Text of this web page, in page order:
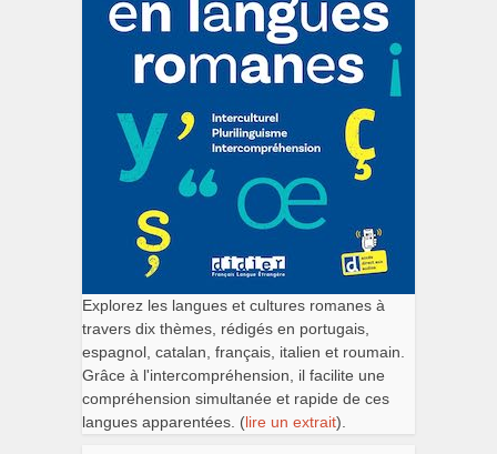
Explorez les langues et cultures romanes à
travers dix thèmes, rédigés en portugais,
espagnol, catalan, français, italien et roumain.
Grâce à l'intercompréhension, il facilite une
compréhension simultanée et rapide de ces
langues apparentées. (lire un extrait).